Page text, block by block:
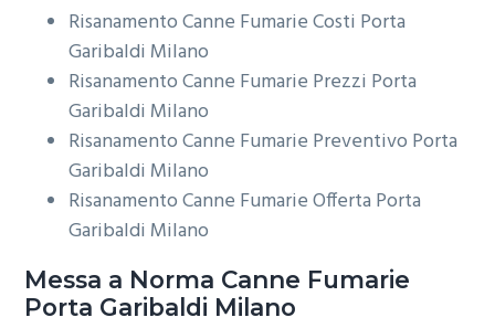
Risanamento Canne Fumarie Costi Porta
Garibaldi Milano
Risanamento Canne Fumarie Prezzi Porta
Garibaldi Milano
Risanamento Canne Fumarie Preventivo Porta
Garibaldi Milano
Risanamento Canne Fumarie Offerta Porta
Garibaldi Milano
Messa a Norma Canne Fumarie
Porta Garibaldi Milano